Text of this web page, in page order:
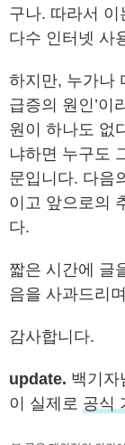
구나. 따라서 이
다수 인터넷 사
하지만, 누가나
급증의 원인’이
원이 하나도 없
냐하면 누구도
문입니다. 다음
이고 앞으로의
다.
짧은 시간에 글
음을 사과드리
감사합니다.
update. 백기자
이 실제로 공식